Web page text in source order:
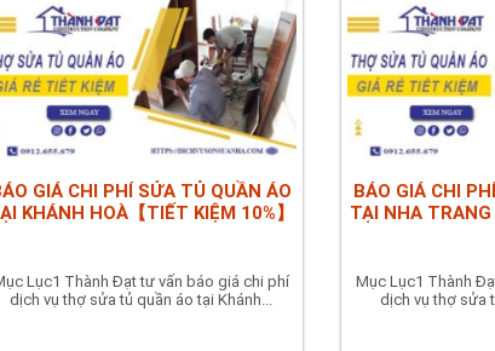
GIÁ CHI PHÍ SỬA TỦ QUẦN ÁO
KHÁNH HOÀ【TIẾT KIỆM 10%】
Lục1 Thành Đạt tư vấn báo giá chi phí
dịch vụ thợ sửa tủ quần áo tại Khánh...
BÁO GIÁ CHI
TẠI NHA TRANG
Mục Lục1 Thành
dịch vụ thợ sửa